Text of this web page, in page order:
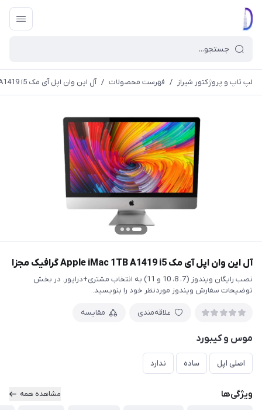
لپ تاپ و پروژکتور شیراز / فهرست محصولات / آل این وان اپل آی مک Apple iMac 1TB A1419 i5 گرافیک مجزا
آل این وان اپل آی مک Apple iMac 1TB A1419 i5 گرافیک مجزا
نصب رایگان ویندوز (7، 8، 10 و 11) به انتخاب مشتری+درایور. در بخش
توضیحات سفارش ویندوز موردنظر خود را بنویسید.
علاقه‌مندی مقایسه
موس و کیبورد
اصلی اپل ساده ندارد
ویژگی‌ها مشاهده همه